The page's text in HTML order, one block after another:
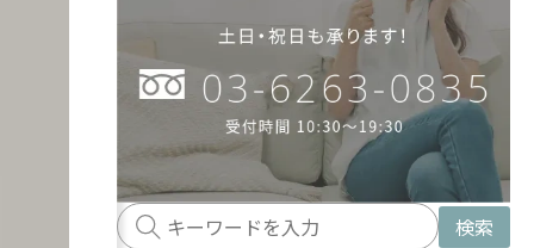
検索